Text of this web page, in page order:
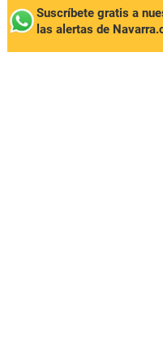
Suscríbete gratis a
las alertas de